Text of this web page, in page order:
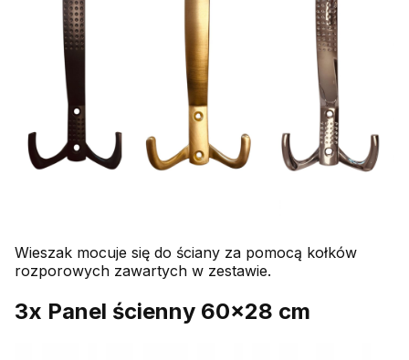
Wieszak mocuje się do ściany za pomocą kołków
rozporowych zawartych w zestawie.
3x Panel ścienny 60x28 cm